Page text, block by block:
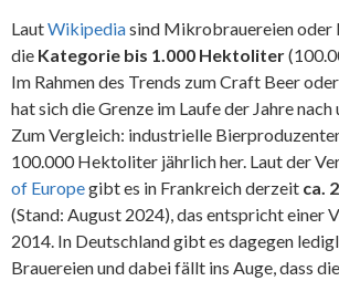
LautWikipediasind Mikrobrauereien oder
die Kategorie bis 1.000 Hektoliter
Im Rahmen des Trends zum Craft Beer
hat sich die Grenze im Laufe der Jahre
Zum Vergleich: industrielle
100.000 Hektoliter jährlich her. Laut der
of Europegibt es in Frankreich derzeit ca.
(Stand: August 2024), das entspricht einer
2014. In Deutschland gibt es dagegen
Brauereien und dabei fällt ins Auge, dass die